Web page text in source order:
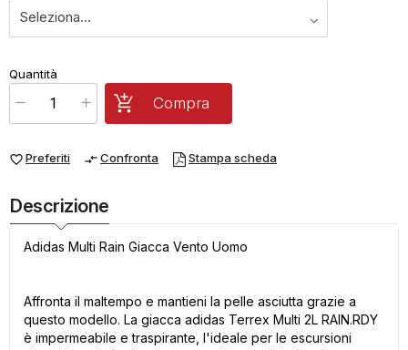
x1 Prezzo finale:
Quantità
favorite_borderPreferiti compare_arrowsConfronta Stampa scheda
Compra
Descrizione
Adidas Multi Rain Giacca Vento Uomo
Affronta il maltempo e mantieni la pelle asciutta grazie a
questo modello. La giacca adidas Terrex Multi 2L RAIN.RDY
è impermeabile e traspirante, l'ideale per le escursioni